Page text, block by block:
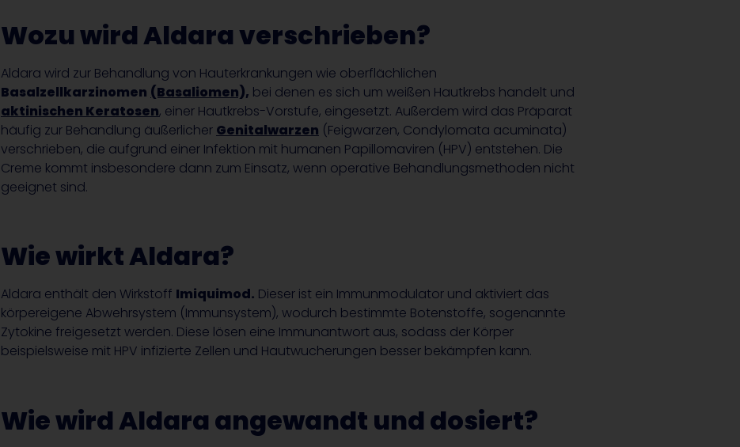
Wozu wird Aldara verschrieben?
Aldara wird zur Behandlung von Hauterkrankungen wie oberflächlichen
Basalzellkarzinomen (Basaliomen), bei denen es sich um weißen Hautkrebs handelt und
aktinischen Keratosen, einer Hautkrebs-Vorstufe, eingesetzt. Außerdem wird das Präparat
häufig zur Behandlung äußerlicher Genitalwarzen (Feigwarzen, Condylomata acuminata)
verschrieben, die aufgrund einer Infektion mit humanen Papillomaviren (HPV) entstehen. Die
Creme kommt insbesondere dann zum Einsatz, wenn operative Behandlungsmethoden nicht
geeignet sind.
Wie wirkt Aldara?
Aldara enthält den Wirkstoff Imiquimod. Dieser ist ein Immunmodulator und aktiviert das
körpereigene Abwehrsystem (Immunsystem), wodurch bestimmte Botenstoffe, sogenannte
Zytokine freigesetzt werden. Diese lösen eine Immunantwort aus, sodass der Körper
beispielsweise mit HPV infizierte Zellen und Hautwucherungen besser bekämpfen kann.
Wie wird Aldara angewandt und dosiert?